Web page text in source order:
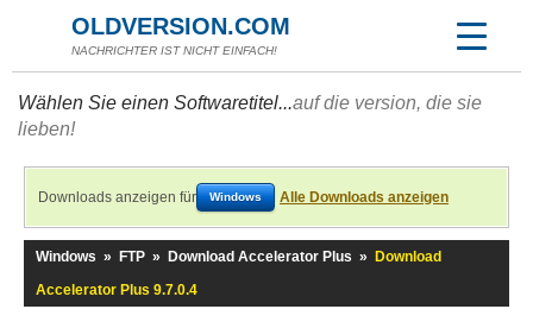
OLDVERSION.COM
NACHRICHTER IST NICHT EINFACH!
Wählen Sie einen Softwaretitel...auf die version, die sie
lieben!
Downloads anzeigen für Windows Alle Downloads anzeigen
Windows » FTP » Download Accelerator Plus »
Download
Accelerator Plus 9.7.0.4